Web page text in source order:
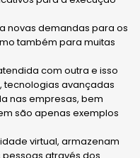
novas demandas para os
também para muitas
com outra e isso
tecnologias avançadas
nas empresas, bem
são apenas exemplos
virtual, armazenam